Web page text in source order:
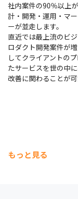
社内案件の90％以上
計・開発・運用・マ
ーが並走します。
直近では最上流のビ
ロダクト開発案件が
してクライアントの
たサービスを世の中
改善に関わることが可
もっと見る